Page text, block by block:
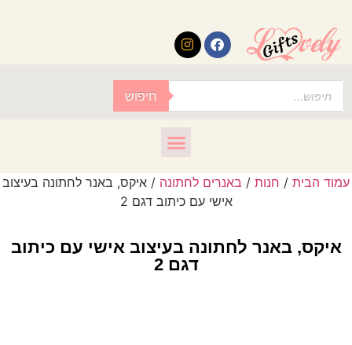
חיפוש
עמוד הבית / חנות / באנרים לחתונה / איקס, באנר לחתונה בעיצוב
אישי עם כיתוב דגם 2
איקס, באנר לחתונה בעיצוב אישי עם כיתוב
דגם 2